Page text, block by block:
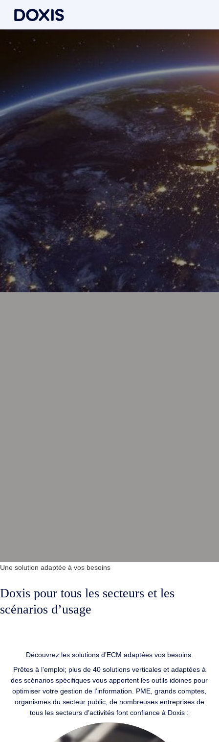
Une solution adaptée à vos besoins
Doxis pour tous les secteurs et les
scénarios d’usage
Découvrez les solutions d’ECM adaptées vos besoins.
Prêtes à l’emploi; plus de 40 solutions verticales et adaptées à
des scénarios spécifiques vous apportent les outils idoines pour
optimiser votre gestion de l’information. PME, grands comptes,
organismes du secteur public, de nombreuses entreprises de
tous les secteurs d’activités font confiance à Doxis :